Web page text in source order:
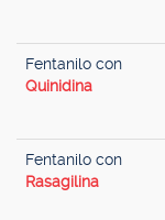
Fentanilo con
Quinidina
Fentanilo con
Rasagilina